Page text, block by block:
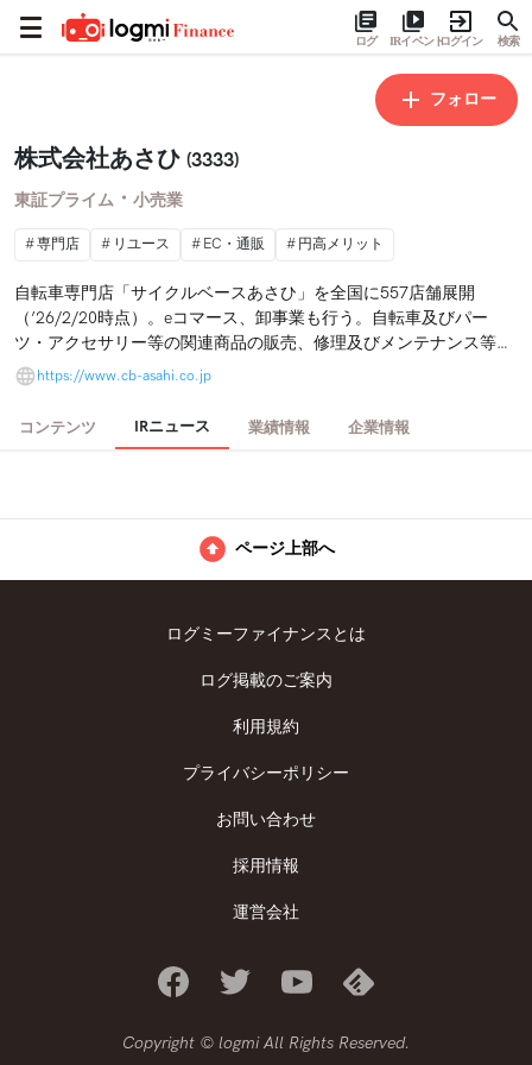
ログ IRイベントログイン 検索
フォロー
株式会社あさひ (3333)
東証プライム ・ 小売業
専門店 リユース EC・通販 円高メリット
自転車専門店「サイクルベースあさひ」を全国に557店舗展開
（’26/2/20時点）。eコマース、卸事業も行う。自転車及びパー
ツ・アクセサリー等の関連商品の販売、修理及びメンテナンス等の
付帯サービスを提供。自社で企画開発し、中国や台湾の海外メーカ
ーにて生産したあさひブランド商品に加え、国内及び海外の自転車
メーカー等のナショナルブランド商品、メーカーとの共同開発商
品、リユース商品を取り扱う。
https://www.cb-asahi.co.jp
コンテンツ IRニュース 業績情報 企業情報
ページ上部へ
ログミーファイナンスとは
ログ掲載のご案内
利用規約
プライバシーポリシー
お問い合わせ
採用情報
運営会社
Copyright © logmi All Rights Reserved.